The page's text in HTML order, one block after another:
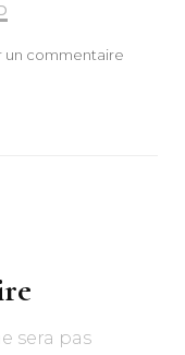
un commentaire
sera pas